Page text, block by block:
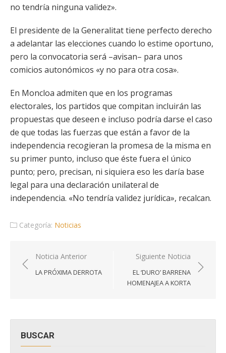
no tendría ninguna validez».
El presidente de la Generalitat tiene perfecto derecho
a adelantar las elecciones cuando lo estime oportuno,
pero la convocatoria será –avisan– para unos
comicios autonómicos «y no para otra cosa».
En Moncloa admiten que en los programas
electorales, los partidos que compitan incluirán las
propuestas que deseen e incluso podría darse el caso
de que todas las fuerzas que están a favor de la
independencia recogieran la promesa de la misma en
su primer punto, incluso que éste fuera el único
punto; pero, precisan, ni siquiera eso les daría base
legal para una declaración unilateral de
independencia. «No tendría validez jurídica», recalcan.
Categoría: Noticias
Navegación
de
Noticia Anterior
LA PRÓXIMA DERROTA
Siguiente Noticia
EL ‘DURO’ BARRENA
HOMENAJEA A KORTA
BUSCAR